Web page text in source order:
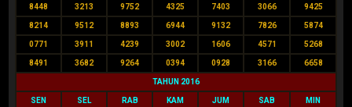
8448 3213 9752 4325 7403 3066 9425
8214 9512 8893 6944 9132 7826 5874
0771 3911 4239 3002 1606 4571 5268
8491 3682 9264 0394 0928 3166 6658
TAHUN 2016
SEN SEL RAB KAM JUM SAB MIN